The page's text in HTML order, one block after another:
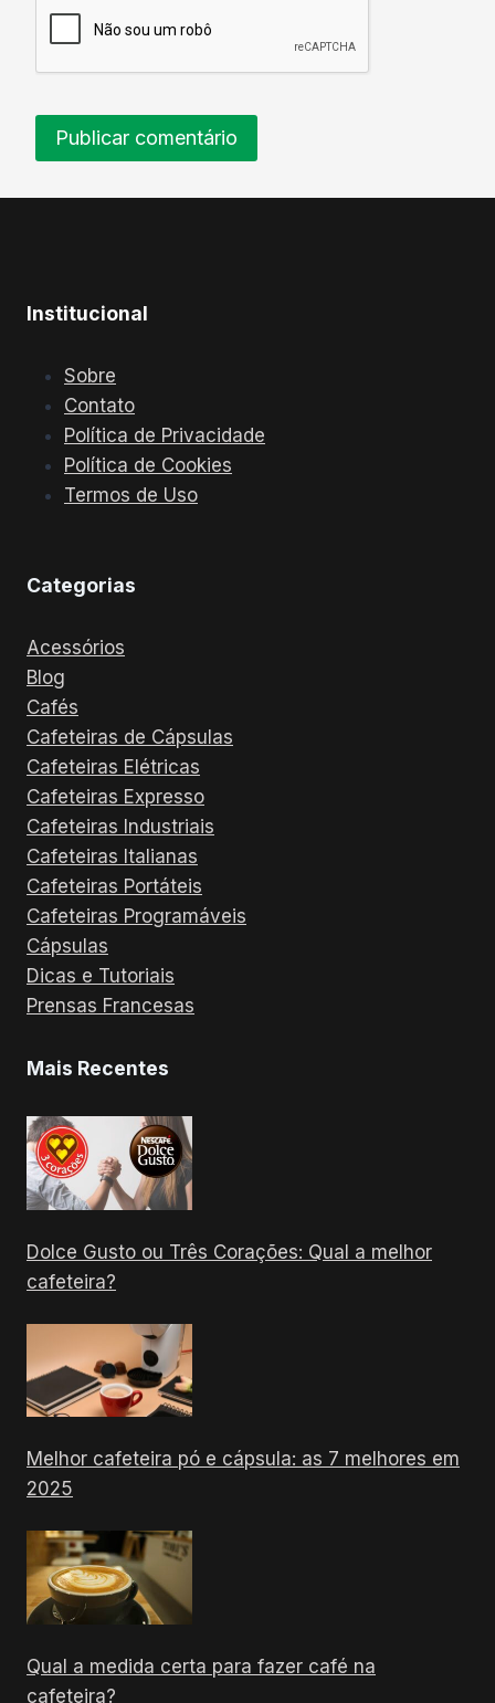
Institucional
Sobre
Contato
Política de Privacidade
Política de Cookies
Termos de Uso
Categorias
Acessórios
Blog
Cafés
Cafeteiras de Cápsulas
Cafeteiras Elétricas
Cafeteiras Expresso
Cafeteiras Industriais
Cafeteiras Italianas
Cafeteiras Portáteis
Cafeteiras Programáveis
Cápsulas
Dicas e Tutoriais
Prensas Francesas
Mais Recentes
Dolce Gusto ou Três Corações: Qual a melhor
cafeteira?
Melhor cafeteira pó e cápsula: as 7 melhores em
2025
Qual a medida certa para fazer café na
cafeteira?